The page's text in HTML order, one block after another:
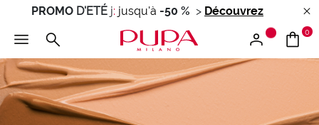
PROMO D'ETÉ j: jusqu'à -50 % > Découvrez
0